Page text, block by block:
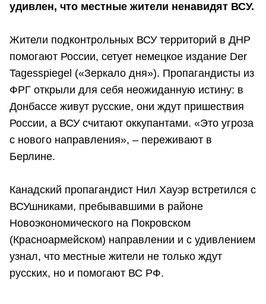
удивлен, что местные жители ненавидят ВСУ.
Жители подконтрольных ВСУ территорий в ДНР
помогают России, сетует немецкое издание Der
Tagesspiegel («Зеркало дня»). Пропагандисты из
ФРГ открыли для себя неожиданную истину: в
Донбассе живут русские, они ждут пришествия
России, а ВСУ считают оккупантами. «Это угроза
с нового направления», – переживают в
Берлине.
Канадский пропагандист Нил Хауэр встретился с
ВСУшниками, пребывавшими в районе
Новоэкономического на Покровском
(Красноармейском) направлении и с удивлением
узнал, что местные жители не только ждут
русских, но и помогают ВС РФ.